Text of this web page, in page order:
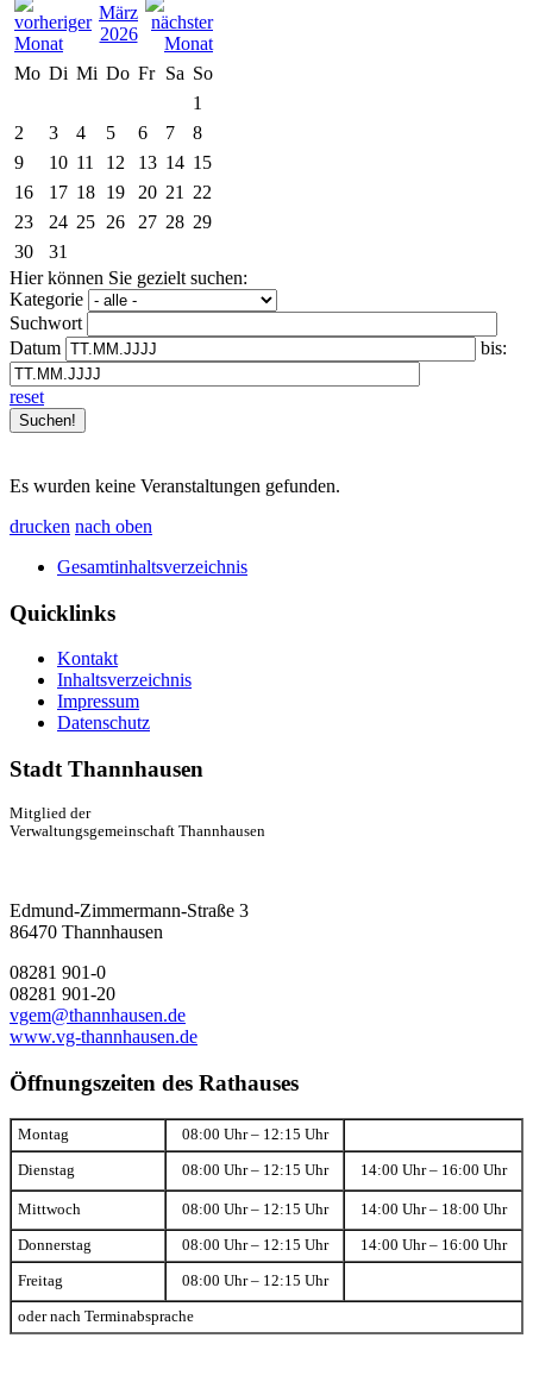
März
2026
Mo Di Mi Do Fr Sa So
1
2
3 4 5 6 7
8
9
10 11 12 13 14 15
16
17 18 19 20 21
22
23
24 25 26 27 28 29
30
31
Hier können Sie gezielt suchen:
Kategorie
Suchwort
Datum
bis:
reset
Es wurden keine Veranstaltungen gefunden.
drucken nach oben
Gesamtinhaltsverzeichnis
Quicklinks
Kontakt
Inhaltsverzeichnis
Impressum
Datenschutz
Stadt Thannhausen
Mitglied der
Verwaltungsgemeinschaft Thannhausen
Edmund-Zimmermann-Straße 3
86470 Thannhausen
08281 901-0
08281 901-20
vgem@thannhausen.de
www.vg-thannhausen.de
Öffnungszeiten des Rathauses
Montag 08:00 Uhr – 12:15 Uhr
Dienstag 08:00 Uhr – 12:15 Uhr 14:00 Uhr – 16:00 Uhr
Mittwoch 08:00 Uhr – 12:15 Uhr 14:00 Uhr – 18:00 Uhr
Donnerstag 08:00 Uhr – 12:15 Uhr 14:00 Uhr – 16:00 Uhr
Freitag 08:00 Uhr – 12:15 Uhr
oder nach Terminabsprache